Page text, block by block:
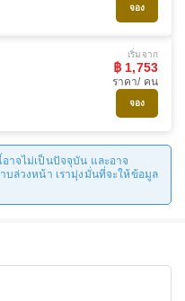
จอง
เริ่มจาก
฿ 1,753
ราคา/ คน
จอง
าจไม่เป็นปัจจุบัน และอาจ
บล่วงหน้า เรามุ่งมั่นที่จะให้ข้อมูล